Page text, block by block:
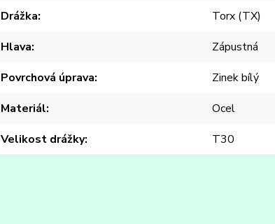
Drážka
Torx (TX)
Hlava
Zápustná
Povrchová úprava
Zinek bílý
Materiál
Ocel
Velikost drážky
T30